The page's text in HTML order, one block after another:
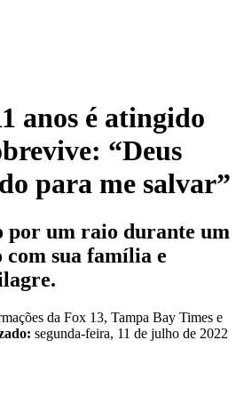
anos é atingido
“Deus
para me salvar”
um raio durante um
com sua família e
da Fox 13, Tampa Bay Times e
segunda-feira, 11 de julho de 2022